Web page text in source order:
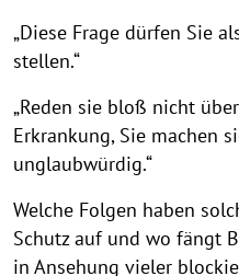
„Diese Frage dürfen Sie
stellen.“
„Reden sie bloß nicht
Erkrankung, Sie machen
unglaubwürdig.“
Welche Folgen haben
Schutz auf und wo fängt
in Ansehung vieler